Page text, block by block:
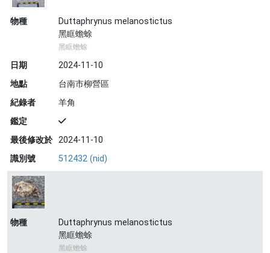
物種
Duttaphrynus melanostictus
黑眶蟾蜍
黑眶蟾蜍
日期
2024-11-10
地點
台南市柳營區
紀錄者
羊角
鑑定
最後修改於 2024-11-10
識別號
512432 (nid)
物種
Duttaphrynus melanostictus
黑眶蟾蜍
黑眶蟾蜍